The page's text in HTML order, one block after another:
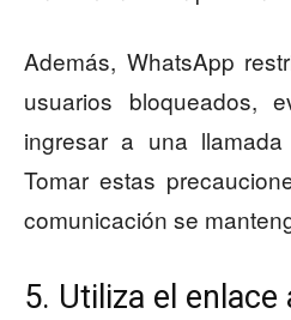
Además, WhatsApp
usuarios bloqueados,
ingresar a una
Tomar estas
comunicación se
5. Utiliza el